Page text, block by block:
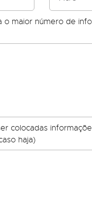
maior número de
colocadas
haja)